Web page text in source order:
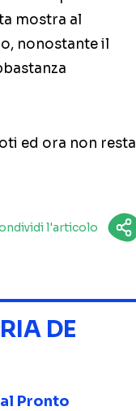
mostra al
nonostante il
ed ora non resta
l'articolo
DE
Pronto